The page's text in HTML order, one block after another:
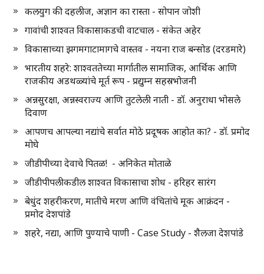
कलयुग की दहलीज, अज्ञान का रास्ता - सोपान जोशी
गावांची शाश्वत विकासाकडची वाटचाल - संकेत अहेर
विकासाच्या झगमगाटामागचे वास्तव - नयना राज बन्सोड (दरडमारे)
भारतीय शहरे: शाश्वततेच्या मार्गातील सामाजिक, आर्थिक आणि
राजकीय अडथळ्यांचे मूर्त रूप - प्रद्युम्न सहस्रभोजनी
अन्नसुरक्षा, अन्नस्वराज्य आणि तुटलेली नाती - डॉ. अनुराधा भोसले
दिवाण
आपणच आपल्या नद्यांचे सर्वात मोठे प्रदूषक आहोत का? - डॉ. प्रमोद
मोघे
जीडीपीच्या देवाचे पितळ! - अनिकेत मोताळे
जीडीपीपलीकडील शाश्वत विकासाचा शोध - हरिहर सारंग
बेधुंद शहरीकरण, मातीचे मरण आणि वंचितांचे मूक आक्रंदन -
प्रमोद देशपांडे
शहरे, नद्या, आणि पुण्याचे पाणी - Case Study - शैलजा देशपांडे